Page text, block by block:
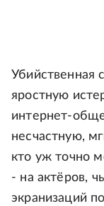
Убийственная
яростную
интернет-
несчастную,
кто уж точно
- на актёров,
экранизаций